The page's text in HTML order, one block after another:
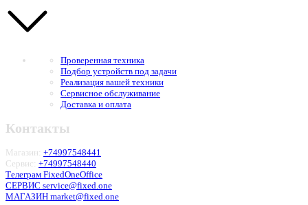
Проверенная техника
Подбор устройств под задачи
Реализация вашей техники
Сервисное обслуживание
Доставка и оплата
Контакты
Магазин: +74997548441
Сервис: +74997548440
Телеграм FixedOneOffice
СЕРВИС service@fixed.one
МАГАЗИН market@fixed.one